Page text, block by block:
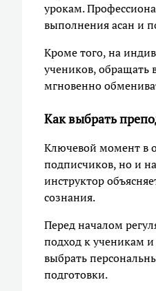
урокам.
выполнения асан и
Кроме того, на
учеников, обращать
мгновенно
Как выбрать
Ключевой момент в
подписчиков, но и
инструктор
сознания.
Перед началом
подход к ученикам
выбрать
подготовки.